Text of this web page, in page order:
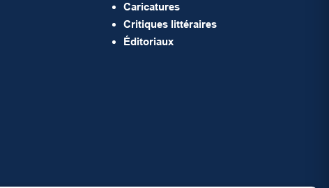
Caricatures
Critiques littéraires
Éditoriaux